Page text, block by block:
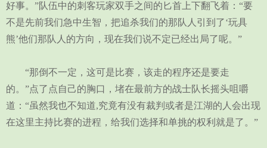
好事。”队伍中的刺客玩家双手之间的匕首上下翻飞着：“要
不是先前我们急中生智，把追杀我们的那队人引到了‘玩具
熊’他们那队人的方向，现在我们说不定已经出局了呢。”
“那倒不一定，这可是比赛，该走的程序还是要走
的。”点了点自己的胸口，堵在最前方的战士队长摇头咀嚼
道：“虽然我也不知道,究竟有没有裁判或者是江湖的人会出现
在这里主持比赛的进程，给我们选择和单挑的权利就是了。”